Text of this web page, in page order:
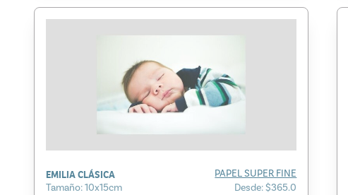
EMILIA CLÁSICA
PAPEL SUPER FINE
Tamaño: 10x15cm
Desde: $365.0